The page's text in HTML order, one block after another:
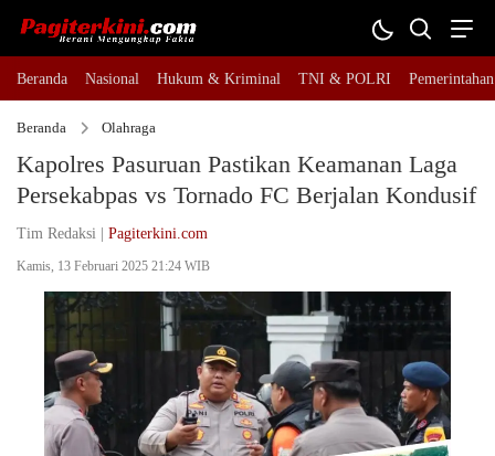
Beranda Nasional Hukum & Kriminal TNI & POLRI Pemerintahan
Beranda Olahraga
Kapolres Pasuruan Pastikan Keamanan Laga
Persekabpas vs Tornado FC Berjalan Kondusif
Tim Redaksi | Pagiterkini.com
Kamis, 13 Februari 2025 21:24 WIB